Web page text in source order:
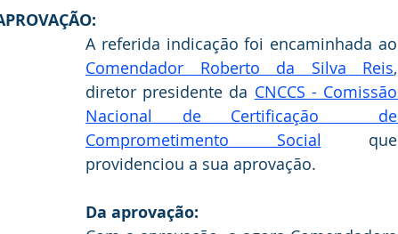
Comendador Roberto da Silva Reis,
diretor presidente da CNCCS - Comissão
Nacional de Certificação  de
Comprometimento Social
que
providenciou a sua aprovação.
Da aprovação: